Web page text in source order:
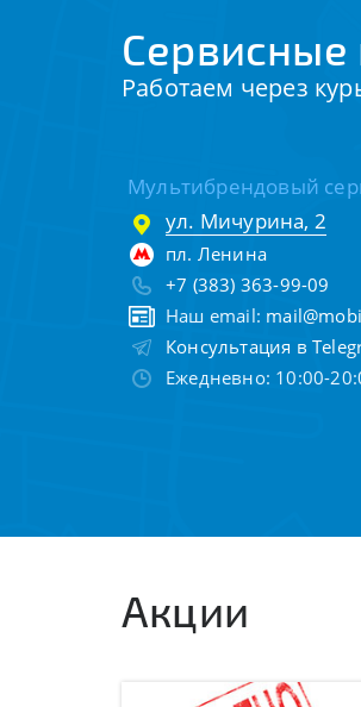
Сервисные
Работаем через
Мультибрендовый
ул. Мичурина, 2
пл. Ленина
+7 (383) 363-99-09
Наш email:
Консультация в
Ежедневно: 10:00-
Акции